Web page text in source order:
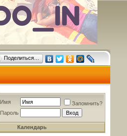
Поделиться…
Имя
Запомнить?
Пароль
Календарь